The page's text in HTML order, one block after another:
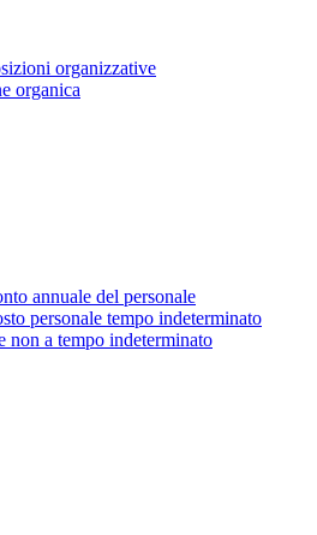
organizzative
organica
annuale del personale
personale tempo indeterminato
non a tempo indeterminato